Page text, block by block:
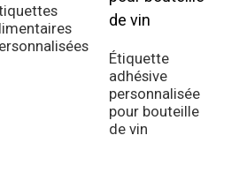
Étiquette
adhésive
personnalisée
pour bouteille
de vin